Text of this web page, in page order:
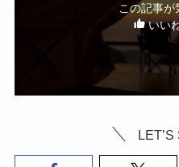
この記事
いい